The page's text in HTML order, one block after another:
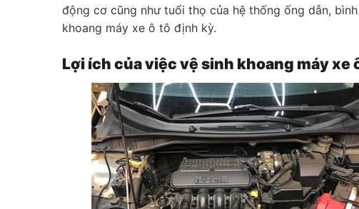
động cơ cũng như tuổi thọ của hệ thống ống dẫn,
khoang máy xe ô tô định kỳ.
Lợi ích của việc vệ sinh khoang máy xe